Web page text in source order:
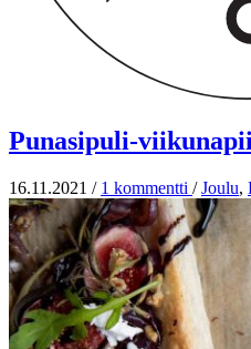
Punasipuli-
16.11.2021 / 1 kommentti / Joulu,